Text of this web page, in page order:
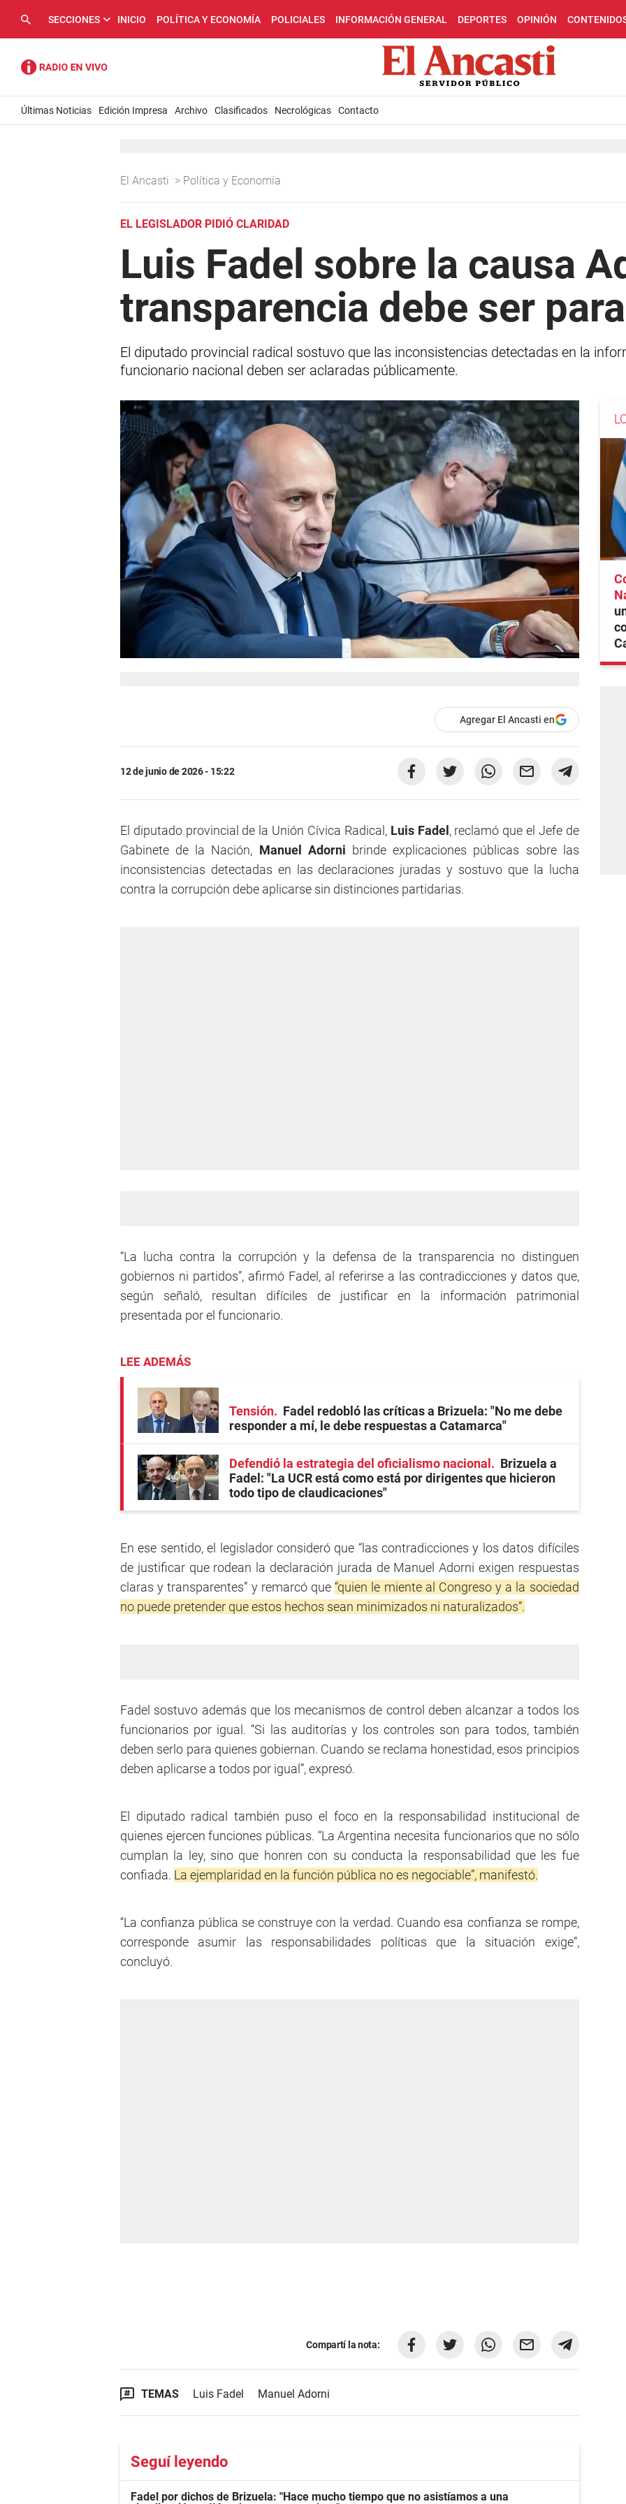
SECCIONES INICIO POLÍTICA Y ECONOMÍA POLICIALES INFORMACIÓN GENERAL DEPORTES OPINIÓN
Últimas Noticias Edición Impresa Archivo Clasificados Necrológicas Contacto
El Ancasti > Política y Economía
EL LEGISLADOR PIDIÓ CLARIDAD
Luis Fadel sobre la causa
transparencia debe ser
El diputado provincial radical sostuvo que las inconsistencias detectadas en la
funcionario nacional deben ser aclaradas públicamente.
Agregar El Ancasti en
12 de junio de 2026 - 15:22
El diputado provincial de la Unión Cívica Radical, Luis Fadel, reclamó que el Jefe de
Gabinete de la Nación, Manuel Adorni brinde explicaciones públicas sobre las
inconsistencias detectadas en las declaraciones juradas y sostuvo que la lucha
contra la corrupción debe aplicarse sin distinciones partidarias.
“La lucha contra la corrupción y la defensa de la transparencia no distinguen
gobiernos ni partidos”, afirmó Fadel, al referirse a las contradicciones y datos que,
según señaló, resultan difíciles de justificar en la información patrimonial
presentada por el funcionario.
LEE ADEMÁS
Tensión
Fadel redobló las críticas a Brizuela: "No me debe
responder a mí, le debe respuestas a Catamarca"
Defendió la estrategia del oficialismo nacional
Brizuela a
Fadel: "La UCR está como está por dirigentes que hicieron
todo tipo de claudicaciones"
En ese sentido, el legislador consideró que “las contradicciones y los datos difíciles
de justificar que rodean la declaración jurada de Manuel Adorni exigen respuestas
claras y transparentes” y remarcó que“quien le miente al Congreso y a la sociedad
no puede pretender que estos hechos sean minimizados ni naturalizados”.
Fadel sostuvo además que los mecanismos de control deben alcanzar a todos los
funcionarios por igual. “Si las auditorías y los controles son para todos, también
deben serlo para quienes gobiernan. Cuando se reclama honestidad, esos principios
deben aplicarse a todos por igual”, expresó.
El diputado radical también puso el foco en la responsabilidad institucional de
quienes ejercen funciones públicas. “La Argentina necesita funcionarios que no sólo
cumplan la ley, sino que honren con su conducta la responsabilidad que les fue
confiada. La ejemplaridad en la función pública no es negociable”, manifestó.
“La confianza pública se construye con la verdad. Cuando esa confianza se rompe,
corresponde asumir las responsabilidades políticas que la situación exige”,
concluyó.
Compartí la nota:
TEMAS Luis Fadel Manuel Adorni
Seguí leyendo
Fadel por dichos de Brizuela: "Hace mucho tiempo que no asistíamos a una